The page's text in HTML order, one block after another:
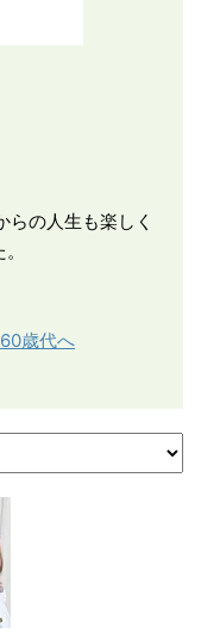
の人生も楽しく